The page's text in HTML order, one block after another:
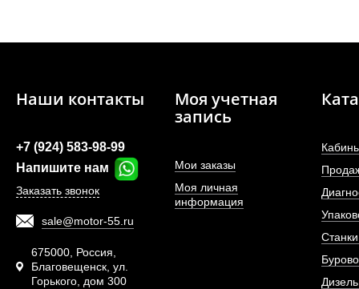
Фильтр топливный
двигателя
АРТИКУЛ:
Наши контакты
+7 (924) 583-98-99
Напишите нам
Заказать звонок
sale@motor-55.ru
675000, Россия,
Благовещенск, ул.
Горького, дом 300
Моя учетная
запись
Мои заказы
Моя личная
информация